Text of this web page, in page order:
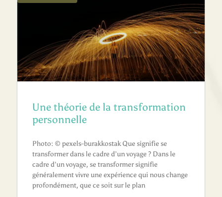
Une théorie de la transformation
personnelle
Photo: © pexels-burakkostak Que signifie se
transformer dans le cadre d’un voyage ? Dans le
cadre d’un voyage, se transformer signifie
généralement vivre une expérience qui nous change
profondément, que ce soit sur le plan